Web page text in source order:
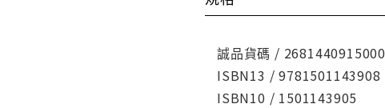
誠品貨碼 / 2681440915000
ISBN13 / 9781501143908
ISBN10 / 1501143905